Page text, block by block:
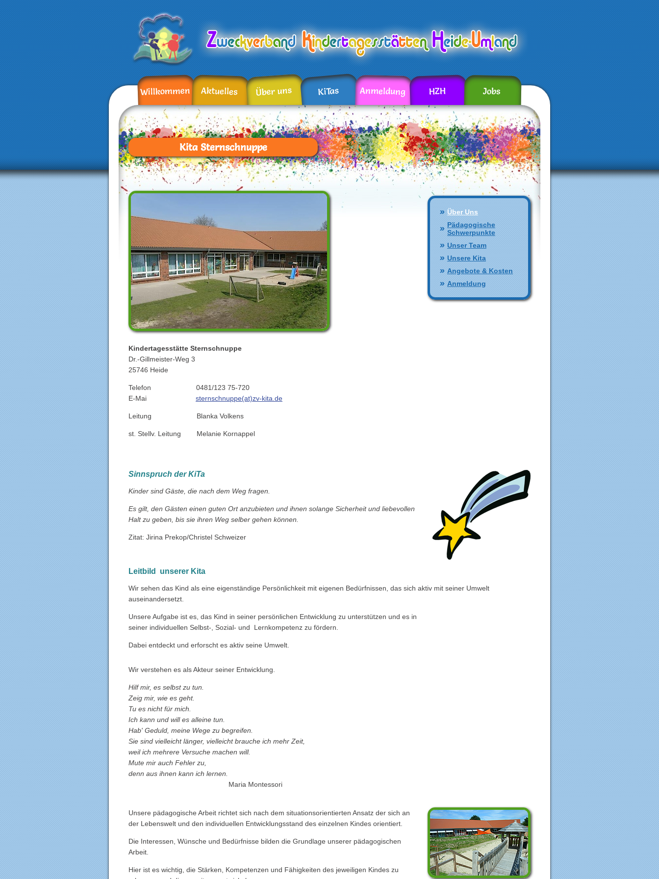
Willkommen Aktuelles Über uns KiTas Anmeldung HZH Jobs
Über Uns
Pädagogische
Schwerpunkte
Unser Team
Unsere Kita
Angebote & Kosten
Anmeldung
Kita Sternschnuppe
Kindertagesstätte Sternschnuppe
Dr.-Gillmeister-Weg 3
25746 Heide
Telefon 0481/123 75-720
E-Mai sternschnuppe(at)zv-kita.de
Leitung Blanka Volkens
st. Stellv. Leitung Melanie Kornappel
Sinnspruch der KiTa
Kinder sind Gäste, die nach dem Weg fragen.
Es gilt, den Gästen einen guten Ort anzubieten und ihnen solange Sicherheit und liebevollen
Halt zu geben, bis sie ihren Weg selber gehen können.
Zitat: Jirina Prekop/Christel Schweizer
Leitbild unserer Kita
Wir sehen das Kind als eine eigenständige Persönlichkeit mit eigenen Bedürfnissen, das sich aktiv mit seiner Umwelt
auseinandersetzt.
Unsere Aufgabe ist es, das Kind in seiner persönlichen Entwicklung zu unterstützen und es in
seiner individuellen Selbst-, Sozial- und Lernkompetenz zu fördern.
Dabei entdeckt und erforscht es aktiv seine Umwelt.
Wir verstehen es als Akteur seiner Entwicklung.
Hilf mir, es selbst zu tun.
Zeig mir, wie es geht.
Tu es nicht für mich.
Ich kann und will es alleine tun.
Hab' Geduld, meine Wege zu begreifen.
Sie sind vielleicht länger, vielleicht brauche ich mehr Zeit,
weil ich mehrere Versuche machen will.
Mute mir auch Fehler zu,
denn aus ihnen kann ich lernen.
Maria Montessori
Unsere pädagogische Arbeit richtet sich nach dem situationsorientierten Ansatz der sich an
der Lebenswelt und den individuellen Entwicklungsstand des einzelnen Kindes orientiert.
Die Interessen, Wünsche und Bedürfnisse bilden die Grundlage unserer pädagogischen
Arbeit.
Hier ist es wichtig, die Stärken, Kompetenzen und Fähigkeiten des jeweiligen Kindes zu